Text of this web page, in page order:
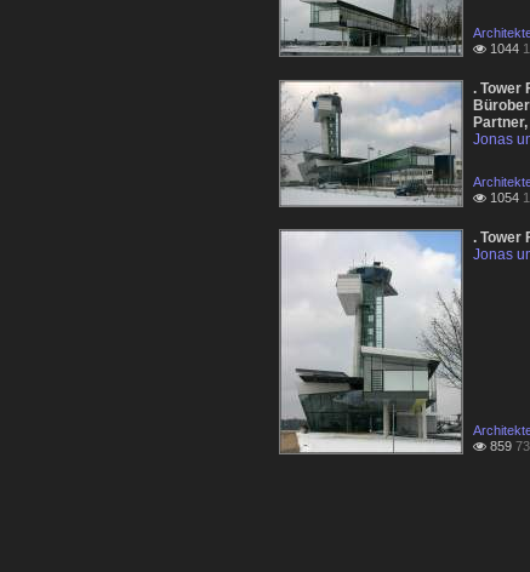
 1044
. Tower
Jonas
 1054
. Tower
Jonas
 859